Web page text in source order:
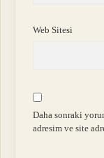
Web Sitesi
Daha sonraki
adresim ve site